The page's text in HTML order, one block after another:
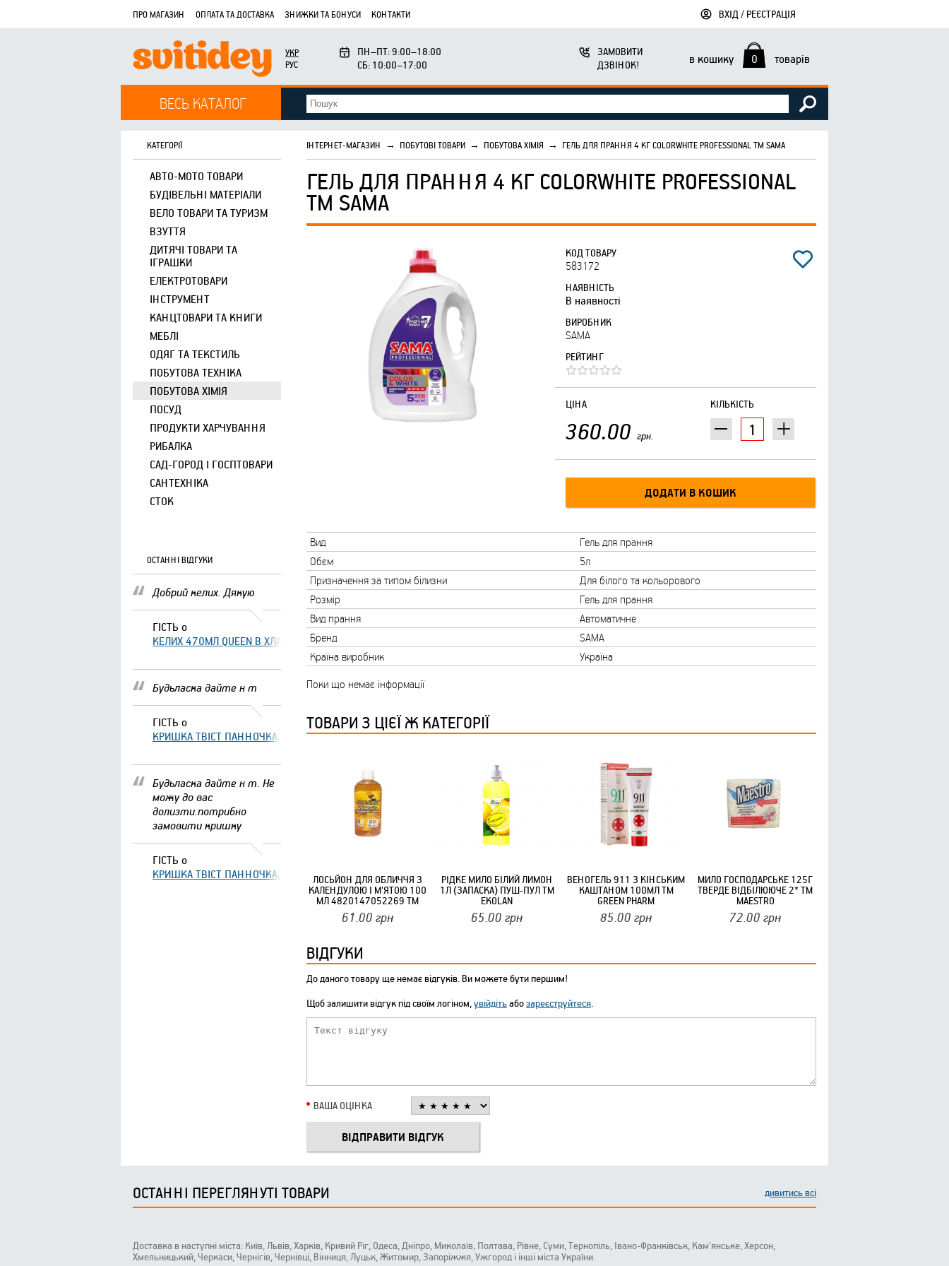
ПРО МАГАЗИН ОПЛАТА ТА ДОСТАВКА ЗНИЖКИ ТА БОНУСИ КОНТАКТИ ВХІД / РЕЄСТРАЦІЯ
УКР
РУС
ПН–ПТ: 9:00–18:00
СБ: 10:00–17:00
ЗАМОВИТИ
ДЗВІНОК!
в кошику 0 товарів
ВЕСЬ КАТАЛОГ
КАТЕГОРІЇ
АВТО-МОТО ТОВАРИ
БУДІВЕЛЬНІ МАТЕРІАЛИ
ВЕЛО ТОВАРИ ТА ТУРИЗМ
ВЗУТТЯ
ДИТЯЧІ ТОВАРИ ТА
ІГРАШКИ
ЕЛЕКТРОТОВАРИ
ІНСТРУМЕНТ
КАНЦТОВАРИ ТА КНИГИ
МЕБЛІ
ОДЯГ ТА ТЕКСТИЛЬ
ПОБУТОВА ТЕХНІКА
ПОБУТОВА ХІМІЯ
ПОСУД
ПРОДУКТИ ХАРЧУВАННЯ
РИБАЛКА
САД-ГОРОД І ГОСПТОВАРИ
САНТЕХНІКА
СТОК
ОСТАННІ ВІДГУКИ
Добрий келих. Дякую
ГІСТЬ о
КЕЛИХ 470МЛ QUEEN В ХЛАМІНГО ТМ FARGLASS
Будьласка дайте н т
ГІСТЬ о
КРИШКА ТВІСТ ПАННОЧКА, ЩО ЗАКРУЧУЄТЬСЯ КОТИКИ (20ШТ/УП) ОФФ 82 ПАННОЧКА
Будьласка дайте н т. Не
можу до вас
долизти.потрибно
замовити кришку
ГІСТЬ о
КРИШКА ТВІСТ ПАННОЧКА, ЩО ЗАКРУЧУЄТЬСЯ КОТИКИ (20ШТ/УП) ОФФ 82 ПАННОЧКА
ІНТЕРНЕТ-МАГАЗИН → ПОБУТОВІ ТОВАРИ → ПОБУТОВА ХІМІЯ → ГЕЛЬ ДЛЯ ПРАННЯ 4 КГ COLORWHITE PROFESSIONAL ТМ SAMA
ГЕЛЬ ДЛЯ ПРАННЯ 4 КГ COLORWHITE PROFESSIONAL
ТМ SAMA
КОД ТОВАРУ
583172
НАЯВНІСТЬ
В наявності
ВИРОБНИК
SAMA
РЕЙТИНГ
КІЛЬКІСТЬ
ЦІНА
360.00 грн.
Вид
Гель для прання
Обєм
5л
Призначення за типом білизни
Для білого та кольорового
Розмір
Гель для прання
Вид прання
Автоматичне
Бренд
SAMA
Країна виробник
Україна
Поки що немає інформації
ТОВАРИ З ЦІЄЇ Ж КАТЕГОРІЇ
ЛОСЬЙОН ДЛЯ ОБЛИЧЧЯ З
КАЛЕНДУЛОЮ І М'ЯТОЮ 100
МЛ 4820147052269 ТМ
ЭКОКОД
61.00 грн
РІДКЕ МИЛО БІЛИЙ ЛИМОН
1Л (ЗАПАСКА) ПУШ-ПУЛ ТМ
EKOLAN
65.00 грн
ВЕНОГЕЛЬ 911 З КІНСЬКИМ
КАШТАНОМ 100МЛ ТМ
GREEN PHARM
85.00 грн
МИЛО ГОСПОДАРСЬКЕ 125Г
ТВЕРДЕ ВІДБІЛЮЮЧЕ 2* ТМ
MAESTRO
72.00 грн
ВІДГУКИ
До даного товару ще немає відгуків. Ви можете бути першим!
Щоб залишити відгук під своїм логіном,увійдітьабозареєструйтеся.
ВАША ОЦІНКА
ОСТАННІ ПЕРЕГЛЯНУТІ ТОВАРИ дивитись всі
Доставка в наступні міста: Київ, Львів, Харків, Кривий Ріг, Одеса, Дніпро, Миколаїв, Полтава, Рівне, Суми, Тернопіль, Івано-Франківськ, Кам'янське, Херсон,
Хмельницький, Черкаси, Чернігів, Чернівці, Вінниця, Луцьк, Житомир, Запоріжжя, Ужгород і інші міста України.